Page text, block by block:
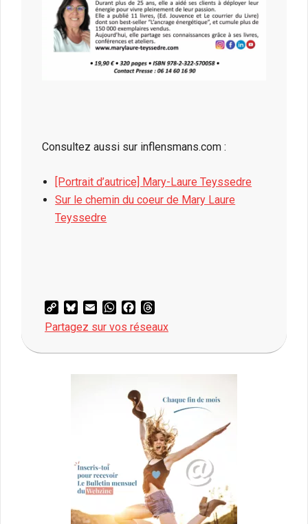
Consultez aussi sur inflensmans.com :
[Portrait d’autrice] Mary-Laure Teyssedre
Sur le chemin du coeur de Mary Laure
Teyssedre
Copy
Link
Bluesky
Email WhatsAppFacebook
Partagez sur vos réseaux
2025-